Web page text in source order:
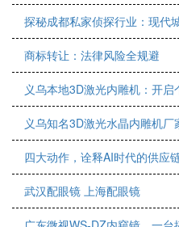
探秘成都私家侦探行业：现代
商标转让：法律风险全规避
义乌本地3D激光内雕机：开
义乌知名3D激光水晶内雕机
四大动作，诠释AI时代的供应
武汉配眼镜 上海配眼镜